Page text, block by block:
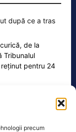
precum
după ce a tras
de la
Tribunalul
pentru 24